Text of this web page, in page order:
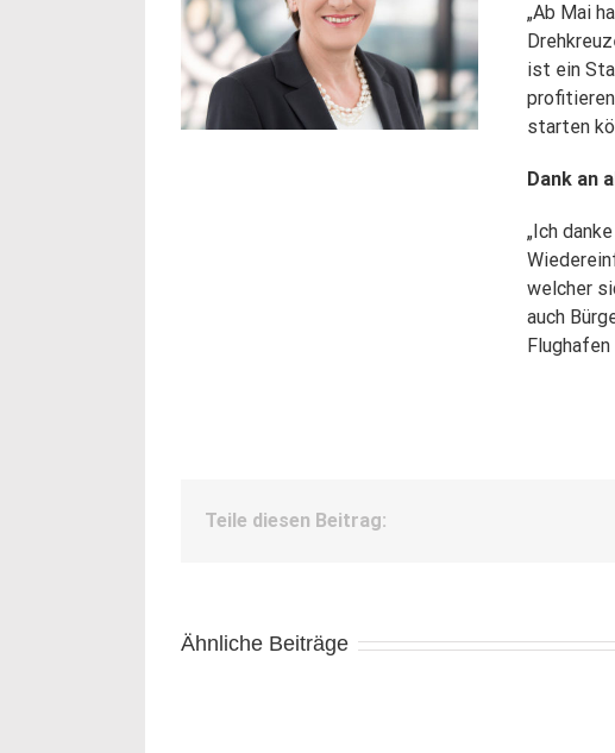
„Ab Mai
ist ein
starten
Dank an
„Ich
welcher
auch
Teile diesen Beitrag:
Ähnliche Beiträge